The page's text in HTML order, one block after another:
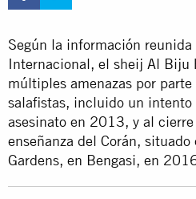
Según la información
Internacional, el sheij Al Biju
múltiples amenazas por parte
salafistas, incluido un
asesinato en 2013, y al
enseñanza del Corán, situado
Gardens, en Bengasi, en